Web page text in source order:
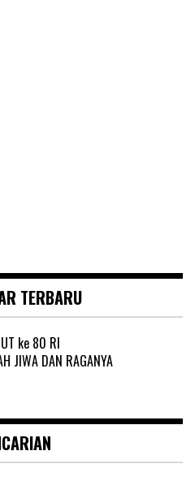
TERBARU
ke 80 RI
JIWA DAN RAGANYA